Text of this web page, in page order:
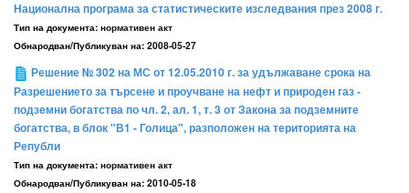
Национална програма за статистическите изследвания през 2008 г.
Тип на документа: нормативен акт
Обнародван/Публикуван на: 2008-05-27
Решение № 302 на МС от 12.05.2010 г. за удължаване срока на
Разрешението за търсене и проучване на нефт и природен газ -
подземни богатства по чл. 2, ал. 1, т. 3 от Закона за подземните
богатства, в блок "В1 - Голица", разположен на територията на
Републи
Тип на документа: нормативен акт
Обнародван/Публикуван на: 2010-05-18